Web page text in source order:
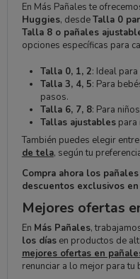
En Más Pañales te
Huggies, desdeTalla 0
Talla 8 o pañales
opciones específicas para
Talla 0, 1, 2: Ideal
Talla 3, 4, 5: Para
pasos.
Talla 6, 7, 8: Para
Tallas ajustablespara
También puedes elegir entre
de tela, según tu
Compra ahora los
descuentos exclusivos
Mejores ofertas
En Más Pañales,
los díasen productos de
mejores ofertas en
renunciar a lo mejor para tu